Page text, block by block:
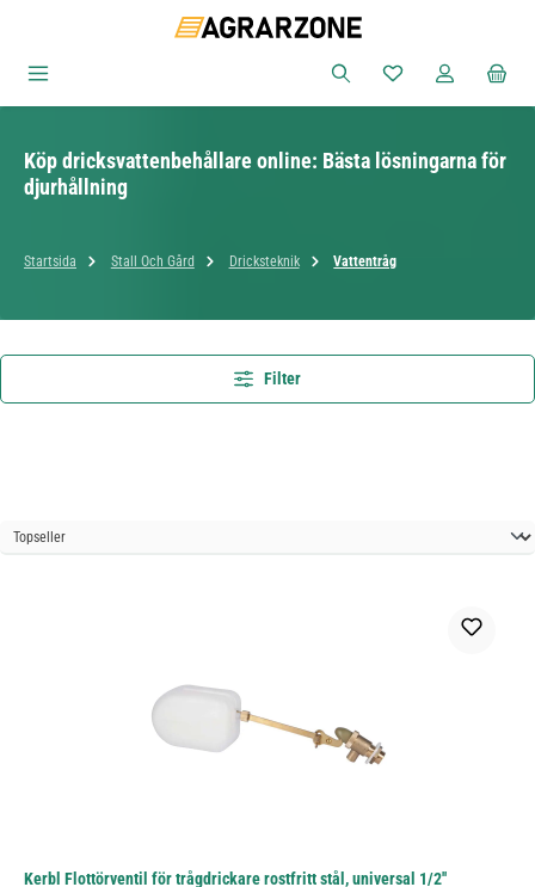
Du har 0 objekt i
Köp dricksvattenbehållare online: Bästa lösningarna för
djurhållning
Startsida Stall Och Gård Dricksteknik Vattentråg
Filter
Kerbl Flottörventil för trågdrickare rostfritt stål, universal 1/2''